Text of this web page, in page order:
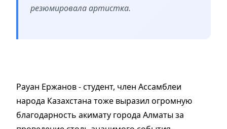
резюмировала артистка.
Рауан Ержанов - студент, член Ассамблеи
народа Казахстана тоже выразил огромную
благодарность акимату города Алматы за